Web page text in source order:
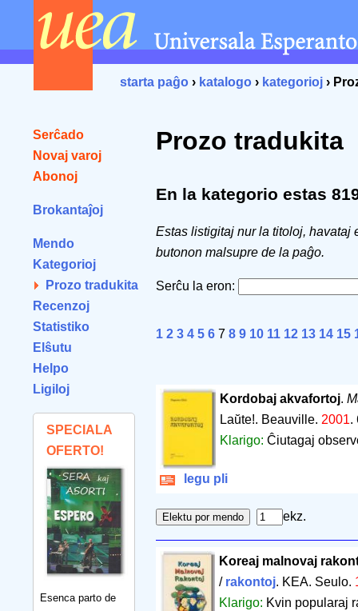
starta paĝo › katalogo › kategorioj ›
Serĉado
Novaj varoj
Abonoj
Brokantaĵoj
Mendo
Kategorioj
Prozo tradukita
Recenzoj
Statistiko
Elŝutu
Helpo
Ligiloj
SPECIALA
OFERTO!
Esenca parto de
Prozo tradukita
En la kategorio estas
Estas listigitaj nur la titoloj, havataj
butonon malsupre de la paĝo.
Serĉu la eron:
1 2 3 4 5 6 7 8 9 10 11 12 13 14 15
Kordobaj akvafortoj.
Laŭte!. Beauville. 2001.
Klarigo: Ĉiutagaj
legu pli
ekz.
Koreaj malnovaj
/ rakontoj. KEA. Seulo.
Klarigo: Kvin popularaj